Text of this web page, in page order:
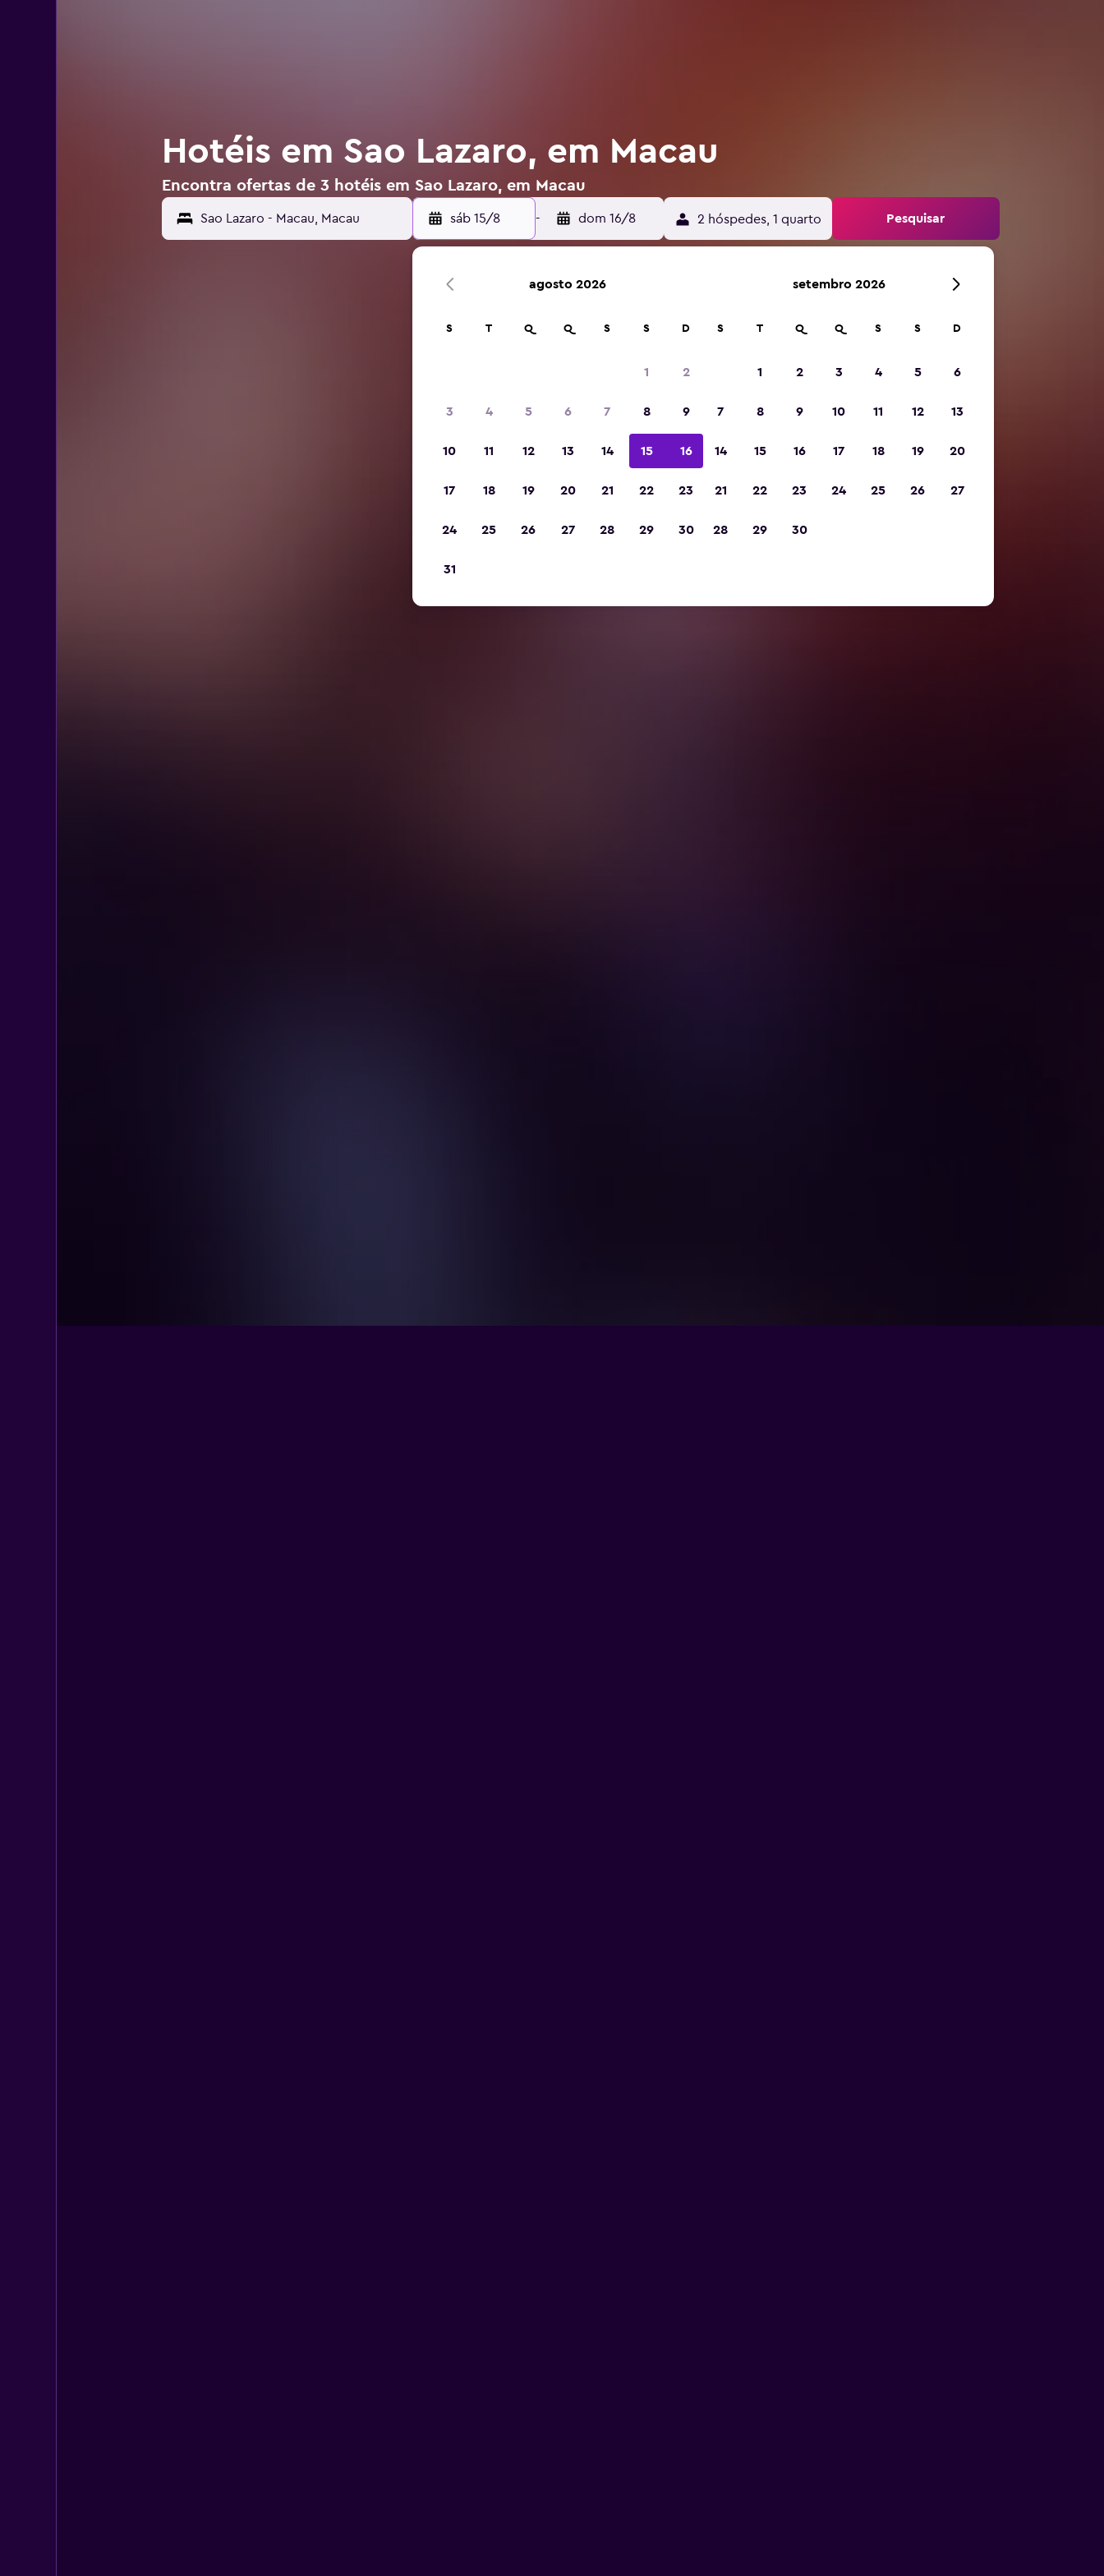
Hotéis em Sao Lazaro, em Macau
Encontra ofertas de 3 hotéis em Sao Lazaro, em Macau
sáb 15/8 - dom 16/8 2 hóspedes, 1 quarto Pesquisar
agosto 2026
S T Q Q S S D
1 2
3 4 5 6 7 8 9
10 11 12 13 14 15 16
17 18 19 20 21 22 23
24 25 26 27 28 29 30
31
setembro 2026
S T Q Q S S D
1 2 3 4 5 6
7 8 9 10 11 12 13
14 15 16 17 18 19 20
21 22 23 24 25 26 27
28 29 30